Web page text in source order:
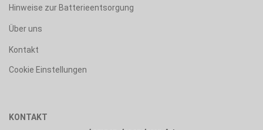
Hinweise zur Batterieentsorgung
Über uns
Kontakt
Cookie Einstellungen
KONTAKT